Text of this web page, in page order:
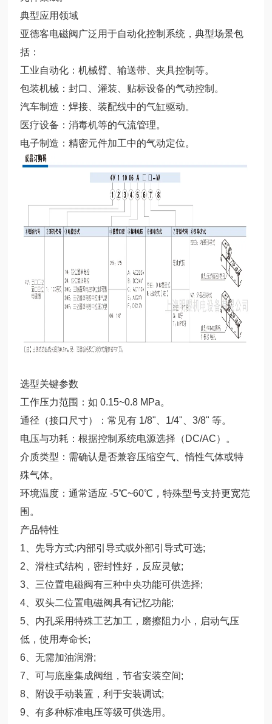
典型应用领域
亚德客电磁阀广泛用于自动化控制系统，典型场景包
括：
工业自动化：机械臂、输送带、夹具控制等。
包装机械：封口、灌装、贴标设备的气动控制。
汽车制造：焊接、装配线中的气缸驱动。
医疗设备：消毒机等的气流管理。
电子制造：精密元件加工中的气动定位。
选型关键参数
工作压力范围：如 0.15~0.8 MPa。
通径（接口尺寸）：常见有 1/8"、1/4"、3/8" 等。
电压与功耗：根据控制系统电源选择（DC/AC）。
介质类型：需确认是否兼容压缩空气、惰性气体或特
殊气体。
环境温度：通常适应 -5℃~60℃，特殊型号支持更宽范
围。
产品特性
1、先导方式:内部引导式或外部引导式可选;
2、滑柱式结构，密封性好，反应灵敏;
3、三位置电磁阀有三种中央功能可供选择;
4、双头二位置电磁阀具有记忆功能;
5、内孔采用特殊工艺加工，磨擦阻力小，启动气压
低，使用寿命长;
6、无需加油润滑;
7、可与底座集成阀组，节省安装空间;
8、附设手动装置，利于安装调试;
9、有多种标准电压等级可供选用。